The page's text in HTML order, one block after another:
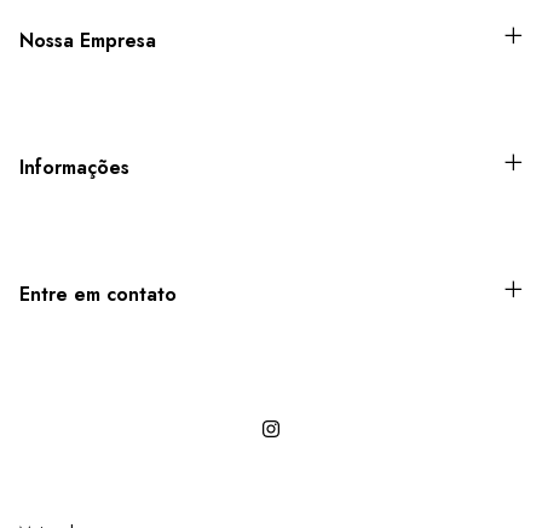
Nossa Empresa
Informações
Entre em contato